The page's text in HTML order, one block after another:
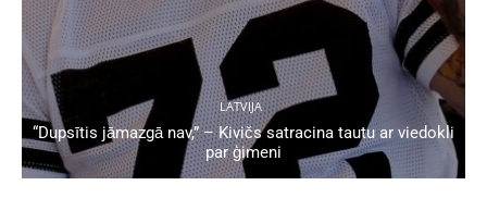
LATVIJA
“Dupsītis jāmazgā nav,” – Kivičs satracina tautu ar viedokli
par ģimeni